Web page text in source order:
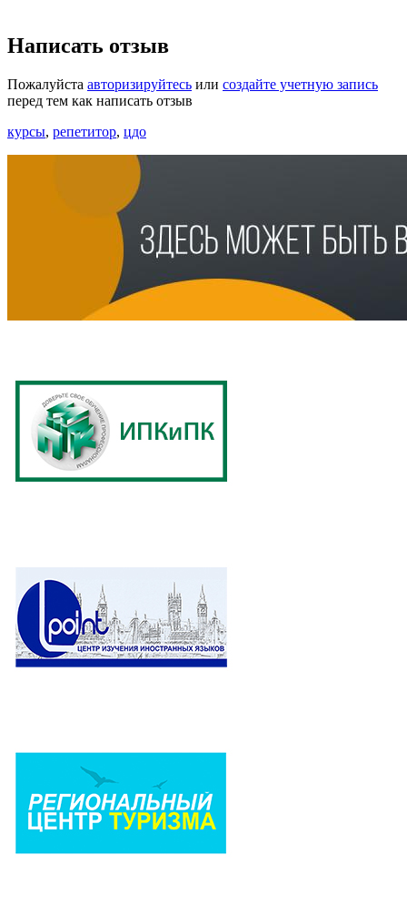
Написать отзыв
Пожалуйста авторизируйтесь или создайте учетную запись
перед тем как написать отзыв
курсы, репетитор, цдо